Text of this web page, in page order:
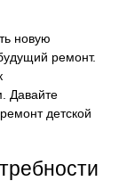
новую
ремонт.
Давайте
детской